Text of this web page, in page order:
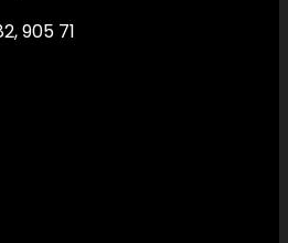
905 71